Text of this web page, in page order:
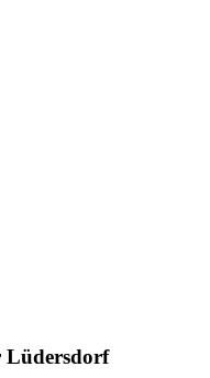
Lüdersdorf